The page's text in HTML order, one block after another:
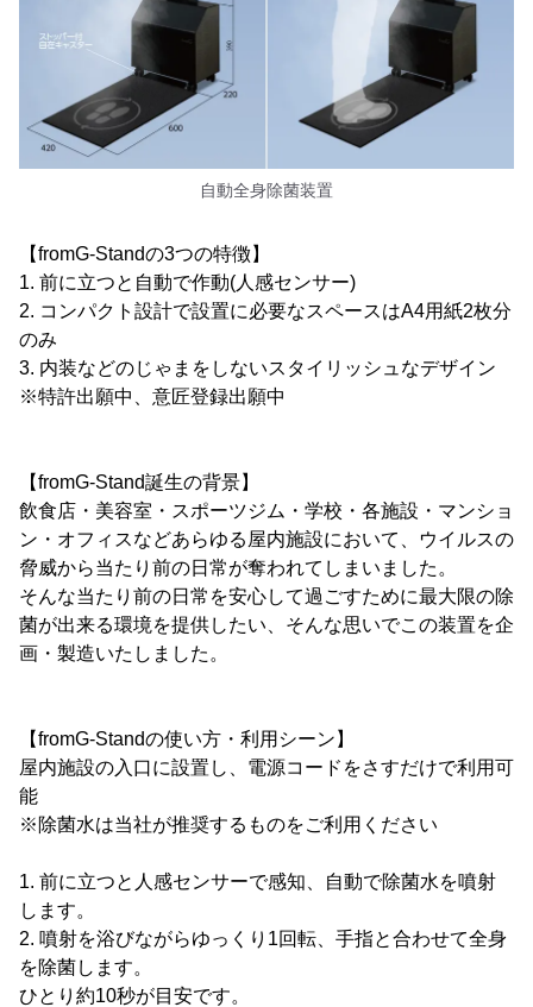
自動全身除菌装置
【fromG-Standの3つの特徴】
1. 前に立つと自動で作動(人感センサー)
2. コンパクト設計で設置に必要なスペースはA4用紙2枚分
のみ
3. 内装などのじゃまをしないスタイリッシュなデザイン
※特許出願中、意匠登録出願中
【fromG-Stand誕生の背景】
飲食店・美容室・スポーツジム・学校・各施設・マンショ
ン・オフィスなどあらゆる屋内施設において、ウイルスの
脅威から当たり前の日常が奪われてしまいました。
そんな当たり前の日常を安心して過ごすために最大限の除
菌が出来る環境を提供したい、そんな思いでこの装置を企
画・製造いたしました。
【fromG-Standの使い方・利用シーン】
屋内施設の入口に設置し、電源コードをさすだけで利用可
能
※除菌水は当社が推奨するものをご利用ください
1. 前に立つと人感センサーで感知、自動で除菌水を噴射
します。
2. 噴射を浴びながらゆっくり1回転、手指と合わせて全身
を除菌します。
ひとり約10秒が目安です。